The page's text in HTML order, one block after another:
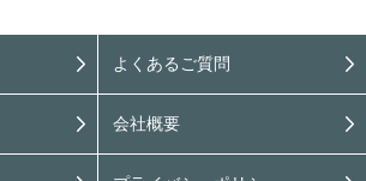
よくあるご質問
会社概要